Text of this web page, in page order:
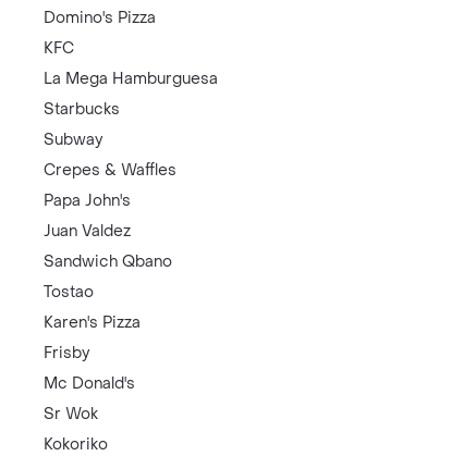
Domino's Pizza
KFC
La Mega Hamburguesa
Starbucks
Subway
Crepes & Waffles
Papa John's
Juan Valdez
Sandwich Qbano
Tostao
Karen's Pizza
Frisby
Mc Donald's
Sr Wok
Kokoriko